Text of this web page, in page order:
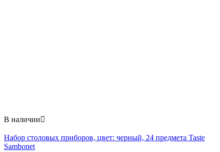
В наличии
Набор столовых приборов, цвет: черный, 24 предмета Taste
Sambonet